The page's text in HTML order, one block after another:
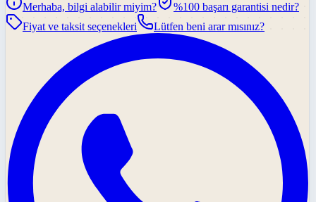
Merhaba, bilgi alabilir miyim?
%100 başarı garantisi nedir?
Fiyat ve taksit seçenekleri
Lütfen beni arar mısınız?